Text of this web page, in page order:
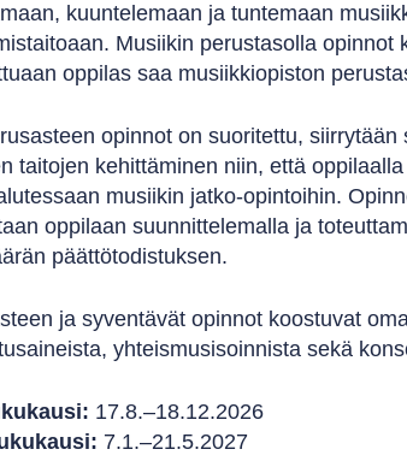
kuuntelemaan ja tuntemaan
Musiikin perustasolla
oppilas saa musiikkiopiston
opinnot on suoritettu,
taitojen kehittäminen niin, että
musiikin jatko-opintoihin.
oppilaan suunnittelemalla ja
päättötodistuksen.
ja syventävät opinnot koostuvat
yhteismusisoinnista sekä
17.8.–18.12.2026
7.1.–21.5.2027